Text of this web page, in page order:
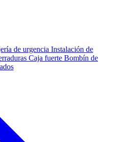
de urgencia Instalación de
Caja fuerte Bombín de